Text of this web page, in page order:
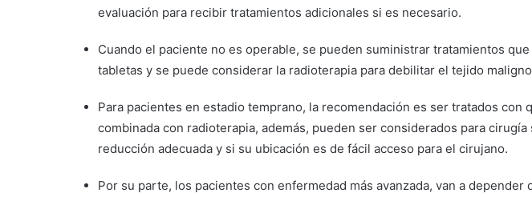
evaluación para recibir tratamientos adicionales si es necesario.
Cuando el paciente no es operable, se pueden suministrar tratamientos
tabletas y se puede considerar la radioterapia para debilitar el tejido
Para pacientes en estadio temprano, la recomendación es ser tratados con
combinada con radioterapia, además, pueden ser considerados para
reducción adecuada y si su ubicación es de fácil acceso para el cirujano.
Por su parte, los pacientes con enfermedad más avanzada, van a depender